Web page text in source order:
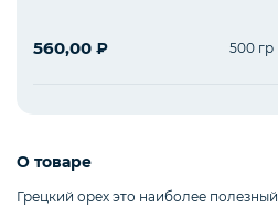
560,00 ₽ 500 гр
О товаре
Грецкий орех это наиболее